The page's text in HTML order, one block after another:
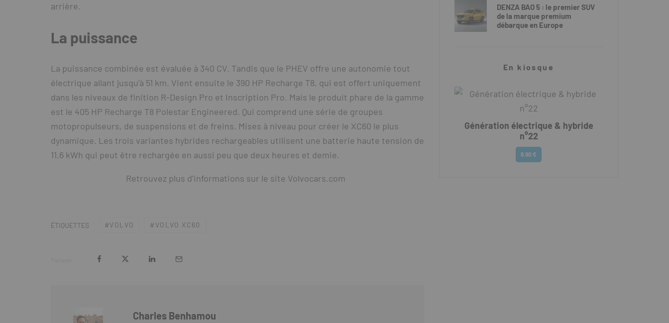
arrière.
La puissance
La puissance combinée est évaluée à 340 CV. Tandis que le PHEV offre une autonomie tout
électrique allant jusqu’à 51 km. Vient ensuite le 390 HP Recharge T8, qui est offert uniquement
dans les niveaux de finition R-Design Pro et Inscription Pro. Mais le produit phare de la gamme
est le 405 HP Recharge T8 Polestar Engineered. Qui comprend une série de groupes
motopropulseurs, de suspensions et de freins. Mises à niveau pour créer le XC60 le plus
dynamique. Les trois variantes hybrides rechargeables utilisent une batterie haute tension de
11,6 kWh qui peut être rechargée en aussi peu que deux heures et demie.
Retrouvez plus d’informations sur le site Volvocars.com
ÉTIQUETTES VOLVO VOLVO XC60
Charles Benhamou
DENZA BAO 5 : le premier SUV
de la marque premium
débarque en Europe
En kiosque
Génération électrique & hybride
n°22
6.90 €